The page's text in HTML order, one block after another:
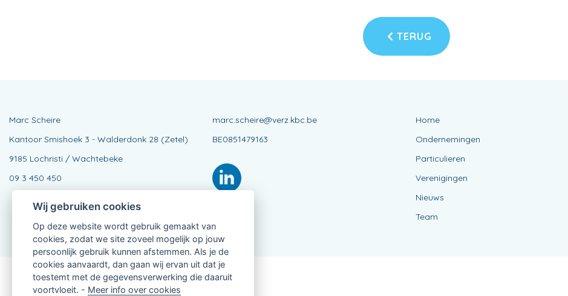
TERUG
Marc Scheire
Kantoor Smishoek 3 - Walderdonk 28 (Zetel)
9185 Lochristi / Wachtebeke
09 3 450 450
marc.scheire@verz.kbc.be
BE0851479163
Home
Ondernemingen
Particulieren
Verenigingen
Nieuws
Team
Verbonden Agent, BE0851479163
Wij gebruiken cookies
Op deze website wordt gebruik gemaakt van
cookies, zodat we site zoveel mogelijk op jouw
persoonlijk gebruik kunnen afstemmen. Als je de
cookies aanvaardt, dan gaan wij ervan uit dat je
toestemt met de gegevensverwerking die daaruit
voortvloeit. - Meer info over cookies